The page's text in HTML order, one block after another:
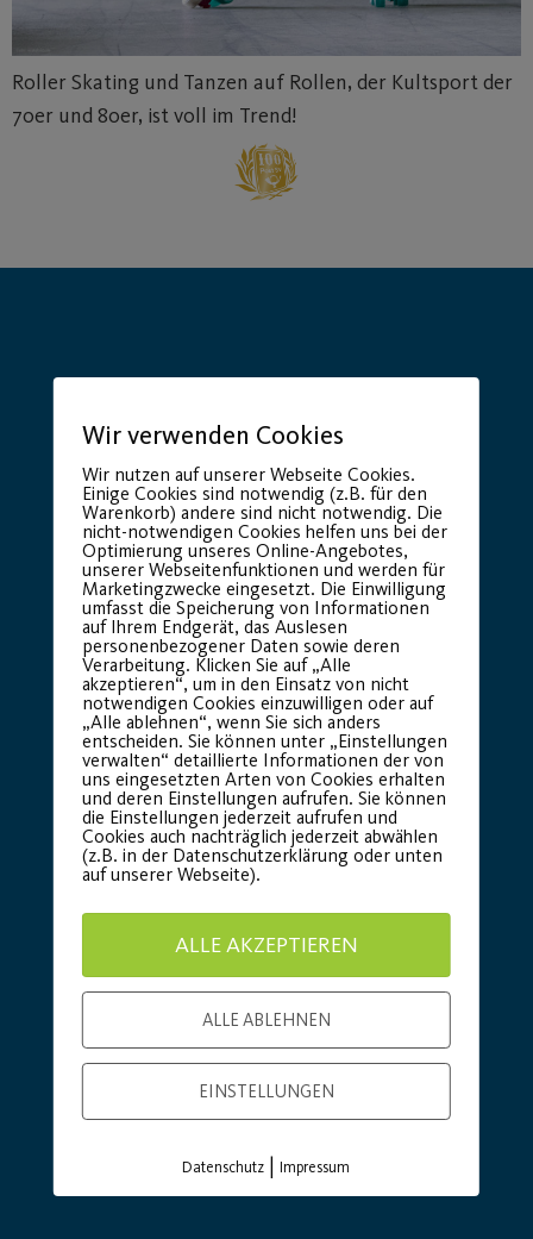
Roller Skating und Tanzen auf Rollen, der Kultsport der
70er und 80er, ist voll im Trend!
Hauptsponsor Generalausrüster
Premium Partner:
Basic Partner:
Wir verwenden Cookies
Wir nutzen auf unserer Webseite Cookies.
Einige Cookies sind notwendig (z.B. für den
Warenkorb) andere sind nicht notwendig. Die
nicht-notwendigen Cookies helfen uns bei der
Optimierung unseres Online-Angebotes,
unserer Webseitenfunktionen und werden für
Marketingzwecke eingesetzt. Die Einwilligung
umfasst die Speicherung von Informationen
auf Ihrem Endgerät, das Auslesen
personenbezogener Daten sowie deren
Verarbeitung. Klicken Sie auf „Alle
akzeptieren“, um in den Einsatz von nicht
notwendigen Cookies einzuwilligen oder auf
„Alle ablehnen“, wenn Sie sich anders
entscheiden. Sie können unter „Einstellungen
verwalten“ detaillierte Informationen der von
uns eingesetzten Arten von Cookies erhalten
und deren Einstellungen aufrufen. Sie können
die Einstellungen jederzeit aufrufen und
Cookies auch nachträglich jederzeit abwählen
(z.B. in der Datenschutzerklärung oder unten
auf unserer Webseite).
ALLE AKZEPTIEREN
ALLE ABLEHNEN
EINSTELLUNGEN
Datenschutz |Impressum